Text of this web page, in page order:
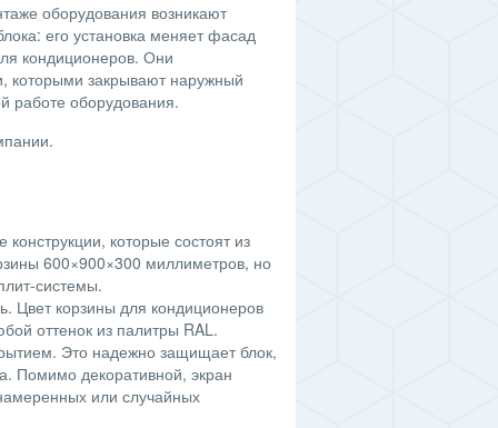
оборудования возникают
его установка меняет фасад
кондиционеров. Они
которыми закрывают наружный
работе оборудования.
которые состоят из
600×900×300 миллиметров, но
системы.
Цвет корзины для кондиционеров
оттенок из палитры RAL.
Это надежно защищает блок,
Помимо декоративной, экран
или случайных